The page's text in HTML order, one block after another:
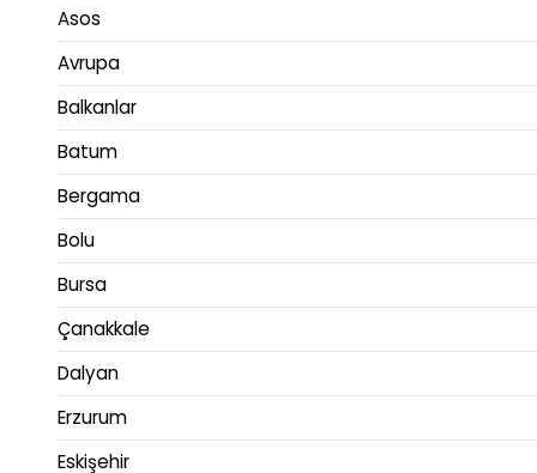
Asos
Avrupa
Balkanlar
Batum
Bergama
Bolu
Bursa
Çanakkale
Dalyan
Erzurum
Eskişehir